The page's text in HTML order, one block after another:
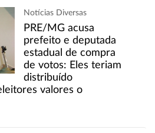
Notícias Diversas
PRE/MG acusa
prefeito e deputada
estadual de compra
de votos: Eles teriam
distribuído
valores o